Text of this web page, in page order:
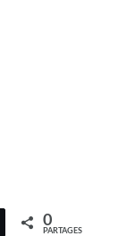
0
PARTAGES